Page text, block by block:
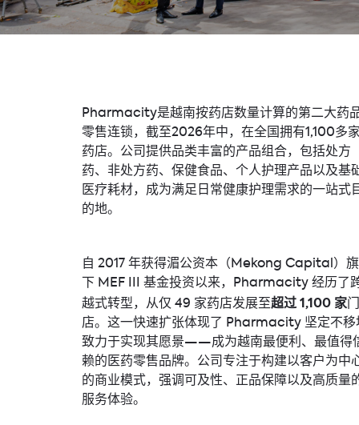
Pharmacity是越南按药店数量计算的第二大药
零售连锁，截至2026年中，在全国拥有1,100多
药店。公司提供品类丰富的产品组合，包括处方
药、非处方药、保健食品、个人护理产品以及基
医疗耗材，成为满足日常健康护理需求的一站式
的地。
自 2017 年获得湄公资本（Mekong Capital）旗
下 MEF III 基金投资以来，Pharmacity 经历了
越式转型，从仅 49 家药店发展至超过 1,100 家门
店。这一快速扩张体现了 Pharmacity 坚定不移
致力于实现其愿景——成为越南最便利、最值得
赖的医药零售品牌。公司专注于构建以客户为中
的商业模式，强调可及性、正品保障以及高质量
服务体验。